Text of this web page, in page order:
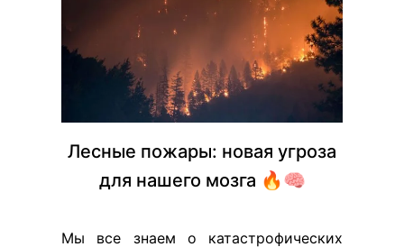
Лесные пожары: новая угроза
для нашего мозга 🔥🧠
Мы все знаем о катастрофических